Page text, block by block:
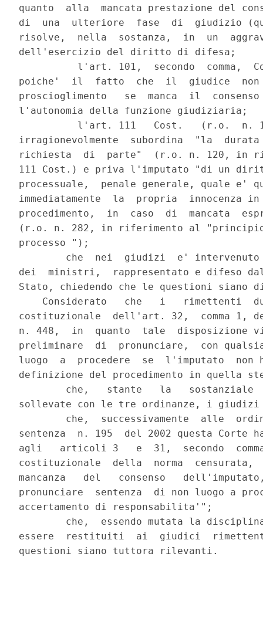
quanto  alla  mancata prestazione del
di  una  ulteriore  fase  di  giudizio
risolve,  nella  sostanza,  in  un
dell'esercizio del diritto di difesa;
l'art. 101,  secondo  comma,
poiche'  il  fatto  che  il  giudice  non
proscioglimento   se  manca  il  consenso
l'autonomia della funzione giudiziaria;
l'art. 111   Cost.   (r.o.  n.
irragionevolmente  subordina  "la
richiesta  di  parte"  (r.o. n. 120, in
111 Cost.) e priva l'imputato "di un
processuale,  penale generale, quale e'
immediatamente  la  propria  innocenza
procedimento,  in  caso  di  mancata
(r.o. n. 282, in riferimento al
processo ");
che  nei  giudizi  e'
dei  ministri,  rappresentato e difeso
Stato, chiedendo che le questioni siano
Considerato   che   i   rimettenti
costituzionale  dell'art. 32,  comma 1,
n. 448,  in  quanto  tale  disposizione
preliminare  di  pronunciare,  con
luogo  a  procedere  se  l'imputato  non
definizione del procedimento in quella
che,   stante   la   sostanziale
sollevate con le tre ordinanze, i giudizi
che,  successivamente  alle
sentenza  n. 195  del 2002 questa
agli   articoli 3   e  31,  secondo
costituzionale  della  norma
mancanza   del   consenso
pronunciare  sentenza  di non luogo a
accertamento di responsabilita'";
che,  essendo mutata la
essere  restituiti  ai  giudici